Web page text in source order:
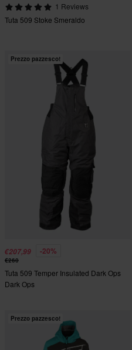
1 Reviews
Tuta 509 Stoke Smeraldo
Prezzo pazzesco!
€207,99 -20%
€260
Tuta 509 Temper Insulated Dark Ops
Dark Ops
Prezzo pazzesco!